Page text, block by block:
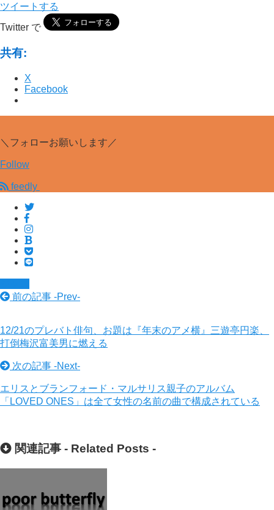
ツイートする
Twitter で
共有:
X
Facebook
＼フォローお願いします／
Follow
feedly
前の記事 -Prev-
12/21のプレバト俳句、お題は『年末のアメ横』三遊亭円楽、
打倒梅沢富美男に燃える
次の記事 -Next-
エリスとブランフォード・マルサリス親子のアルバム
「LOVED ONES」は全て女性の名前の曲で構成されている
関連記事 - Related Posts -